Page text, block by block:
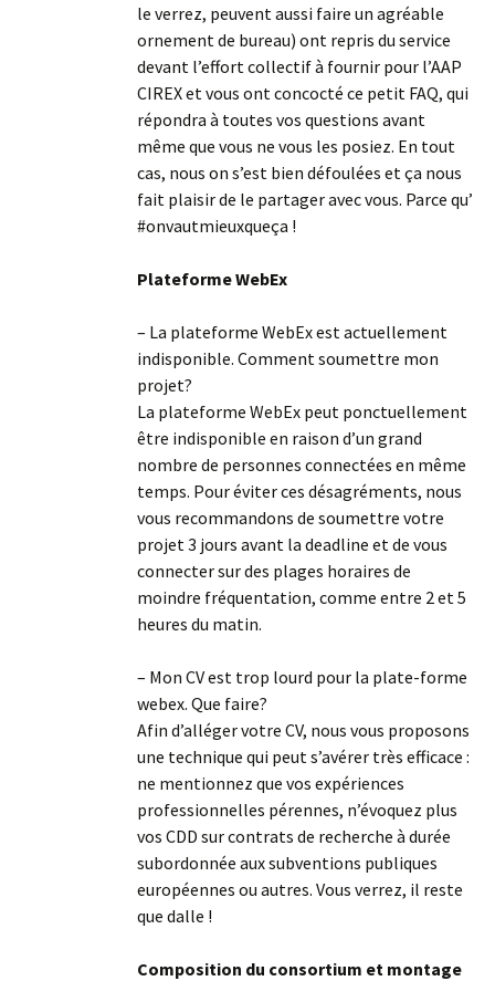
le verrez, peuvent aussi faire un agréable
ornement de bureau) ont repris du service
devant l’effort collectif à fournir pour l’AAP
CIREX et vous ont concocté ce petit FAQ, qui
répondra à toutes vos questions avant
même que vous ne vous les posiez. En tout
cas, nous on s’est bien défoulées et ça nous
fait plaisir de le partager avec vous. Parce qu’
#onvautmieuxqueça !
Plateforme WebEx
– La plateforme WebEx est actuellement
indisponible. Comment soumettre mon
projet?
La plateforme WebEx peut ponctuellement
être indisponible en raison d’un grand
nombre de personnes connectées en même
temps. Pour éviter ces désagréments, nous
vous recommandons de soumettre votre
projet 3 jours avant la deadline et de vous
connecter sur des plages horaires de
moindre fréquentation, comme entre 2 et 5
heures du matin.
– Mon CV est trop lourd pour la plate-forme
webex. Que faire?
Afin d’alléger votre CV, nous vous proposons
une technique qui peut s’avérer très efficace :
ne mentionnez que vos expériences
professionnelles pérennes, n’évoquez plus
vos CDD sur contrats de recherche à durée
subordonnée aux subventions publiques
européennes ou autres. Vous verrez, il reste
que dalle !
Composition du consortium et montage